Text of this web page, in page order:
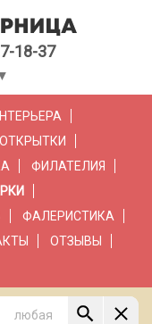
18-37
ОТКРЫТКИ
ФИЛАТЕЛИЯ
ФАЛЕРИСТИКА
ОТЗЫВЫ